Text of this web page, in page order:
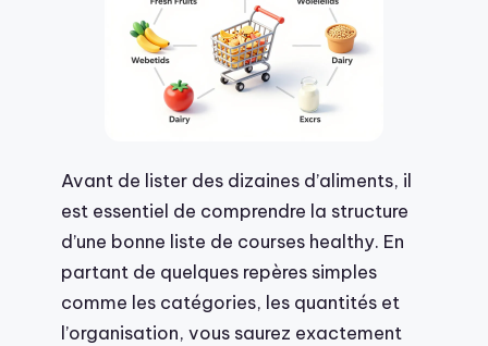
Avant de lister des dizaines d’aliments, il
est essentiel de comprendre la structure
d’une bonne liste de courses healthy. En
partant de quelques repères simples
comme les catégories, les quantités et
l’organisation, vous saurez exactement